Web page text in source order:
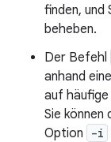
finden, und
beheben.
Der Befehl
anhand
auf
Sie können
Option
-i